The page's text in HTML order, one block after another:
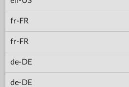
fr-FR
fr-FR
de-DE
de-DE